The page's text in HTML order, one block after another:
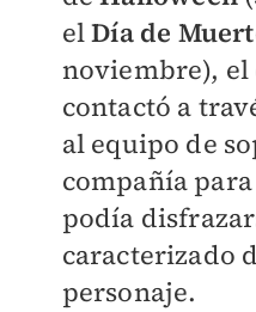
elDía de
noviembre),
contactó a
al equipo de
compañía
podía
caracterizado
personaje.